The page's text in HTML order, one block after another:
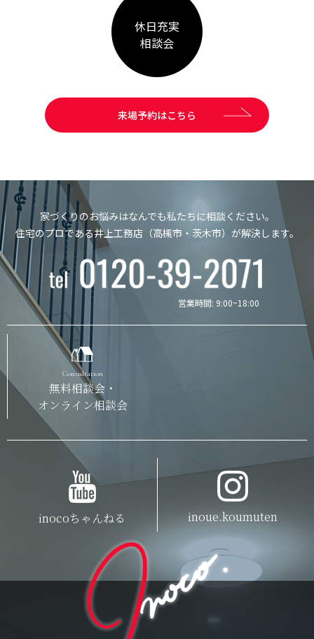
休日充実
相談会
来場予約はこちら
家づくりのお悩みはなんでも私たちに相談ください。
住宅のプロである井上工務店（高槻市・茨木市）が解決します。
営業時間: 9:00~18:00
Consultation
無料相談会・
オンライン相談会
inocoちゃんねる inoue.koumuten